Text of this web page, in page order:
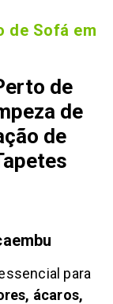
de Sofá em
de
de
de
para
ácaros,